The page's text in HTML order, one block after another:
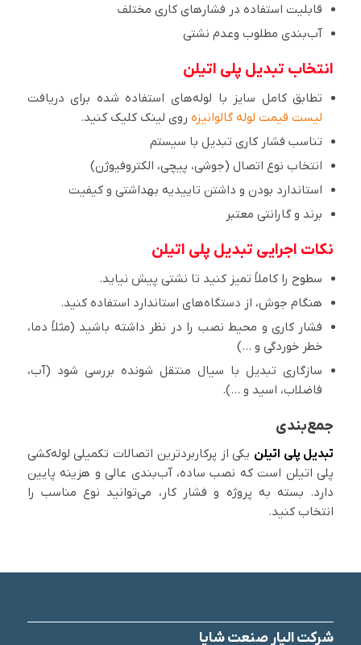
قابلیت استفاده در فشارهای کاری مختلف
آب‌بندی مطلوب وعدم نشتی
انتخاب تبدیل پلی اتیلن
تطابق کامل سایز با لوله‌های استفاده شده برای دریافت
لیست قیمت لوله گالوانیزهروی لینک کلیک کنید.
تناسب فشار کاری تبدیل با سیستم
انتخاب نوع اتصال (جوشی، پیچی، الکتروفیوژن)
استاندارد بودن و داشتن تاییدیه بهداشتی و کیفیت
برند و گارانتی معتبر
نکات اجرایی تبدیل پلی اتیلن
سطوح را کاملاً تمیز کنید تا نشتی پیش نیاید.
هنگام جوش، از دستگاه‌های استاندارد استفاده کنید.
فشار کاری و محیط نصب را در نظر داشته باشید (مثلاً دما،
خطر خوردگی و …)
سازگاری تبدیل با سیال منتقل شونده بررسی شود (آب،
فاضلاب، اسید و …).
جمع‌بندی
تبدیل پلی اتیلن یکی از پرکاربردترین اتصالات تکمیلی لوله‌کشی
پلی اتیلن است که نصب ساده، آب‌بندی عالی و هزینه پایین
دارد. بسته به پروژه و فشار کار، می‌توانید نوع مناسب را
انتخاب کنید.
شرکت الیار صنعت شایا